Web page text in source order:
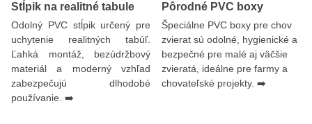
Stĺpik na realitné tabule
Odolný PVC stĺpik určený pre
uchytenie realitných tabúľ.
Ľahká montáž, bezúdržbový
materiál a moderný vzhľad
zabezpečujú dlhodobé
používanie. ➡️
Pôrodné PVC boxy
Špeciálne PVC boxy pre chov
zvierat sú odolné, hygienické a
bezpečné pre malé aj väčšie
zvieratá, ideálne pre farmy a
chovateľské projekty. ➡️